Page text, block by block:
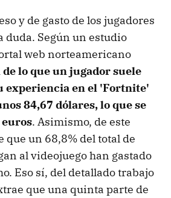
y de gasto de los jugadores
duda. Según un estudio
web norteamericano
lo que un jugador suele
experiencia en el 'Fortnite'
84,67 dólares, lo que se
. Asimismo, de este
que un 68,8% del total de
al videojuego han gastado
Eso sí, del detallado trabajo
que una quinta parte de